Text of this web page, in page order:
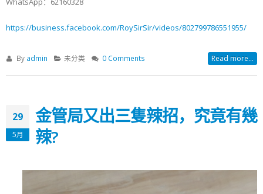
https://business.facebook.com/RoySirSir/videos/802799786551955/
By admin 未分类 0 Comments Read more...
29
5月
金管局又出三隻辣招，究竟有幾
辣?